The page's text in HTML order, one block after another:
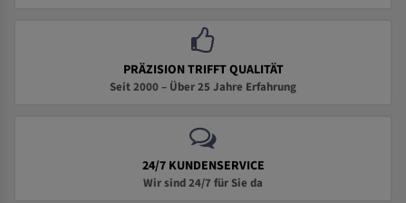
PRÄZISION TRIFFT QUALITÄT
Seit 2000 – Über 25 Jahre Erfahrung
24/7 KUNDENSERVICE
Wir sind 24/7 für Sie da